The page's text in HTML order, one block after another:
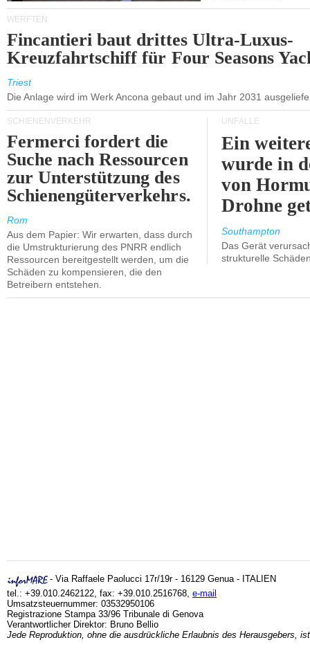
WERFTEN
Fincantieri baut drittes Ultra-Luxus-
Kreuzfahrtschiff für Four Seasons
Triest
Die Anlage wird im Werk Ancona gebaut und im Jahr 2031
SCHIENENVERKEHR
Fermerci fordert die
Suche nach Ressourcen
zur Unterstützung des
Schienengüterverkehrs.
Rom
Aus dem Papier: Wir erwarten, dass durch
die Umstrukturierung des PNRR endlich
Ressourcen bereitgestellt werden, um die
Schäden zu kompensieren, die den
Betreibern entstehen.
UNFÄLLE
Ein
wurde in
von
Drohne
Southampton
Das Gerät
strukturelle
- Via Raffaele Paolucci 17r/19r - 16129 Genua - ITALIEN
tel.: +39.010.2462122, fax: +39.010.2516768, e-mail
Umsatzsteuernummer: 03532950106
Registrazione Stampa 33/96 Tribunale di Genova
Verantwortlicher Direktor: Bruno Bellio
Jede Reproduktion, ohne die ausdrückliche Erlaubnis des Herausgebers,